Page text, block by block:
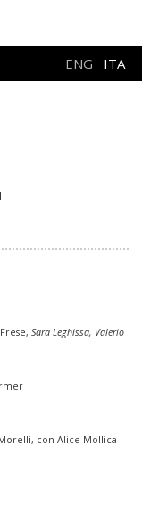
ENG ITA
Sara Leghissa, Valerio
con Alice Mollica